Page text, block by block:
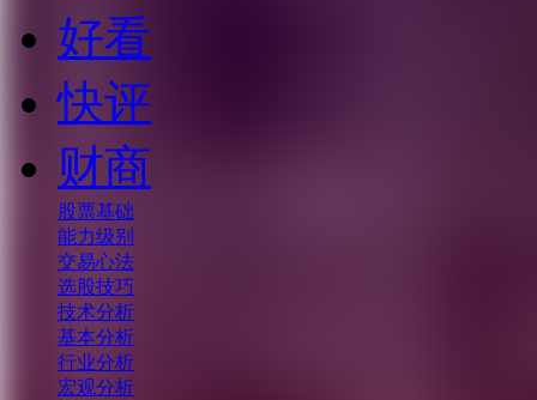
好看
快评
财商
股票基础
能力级别
交易心法
选股技巧
技术分析
基本分析
行业分析
宏观分析